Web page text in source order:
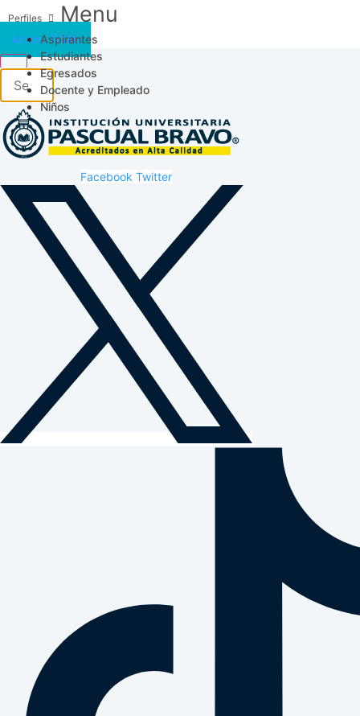
Menu
Aspirantes
Estudiantes
Egresados
Docente y Empleado
Niños
Acceso SICAU
Facebook Twitter